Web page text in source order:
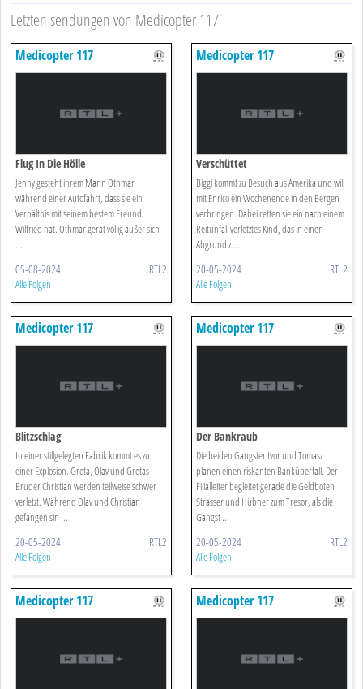
Letzten sendungen von Medicopter 117
Medicopter 117
Flug In Die Hölle
Jenny gesteht ihrem Mann Othmar
während einer Autofahrt, dass sie ein
Verhältnis mit seinem bestem Freund
Wilfried hat. Othmar gerät völlig außer sich
...
05-08-2024 RTL2
Alle Folgen
Medicopter 117
Verschüttet
Biggi kommt zu Besuch aus Amerika und will
mit Enrico ein Wochenende in den Bergen
verbringen. Dabei retten sie ein nach einem
Reitunfall verletztes Kind, das in einen
Abgrund z ...
20-05-2024 RTL2
Alle Folgen
Medicopter 117
Blitzschlag
In einer stillgelegten Fabrik kommt es zu
einer Explosion. Greta, Olav und Gretas
Bruder Christian werden teilweise schwer
verletzt. Während Olav und Christian
gefangen sin ...
20-05-2024 RTL2
Alle Folgen
Medicopter 117
Der Bankraub
Die beiden Gangster Ivor und Tomasz
planen einen riskanten Banküberfall. Der
Filialleiter begleitet gerade die Geldboten
Strasser und Hübner zum Tresor, als die
Gangst ...
20-05-2024 RTL2
Alle Folgen
Medicopter 117 Medicopter 117